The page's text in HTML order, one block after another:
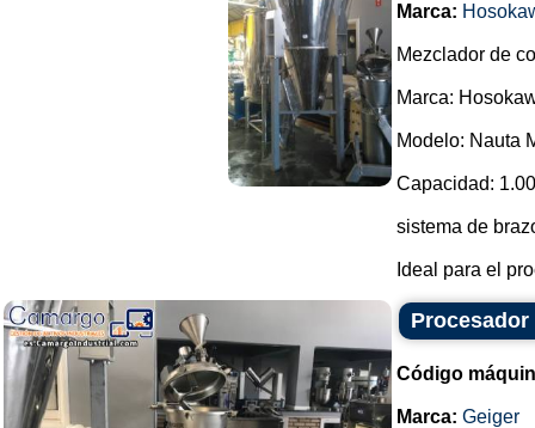
Marca:
Mezclador de
Marca:
Modelo: Nauta
Capacidad:
sistema de
Ideal para el
Código
Marca: Geiger